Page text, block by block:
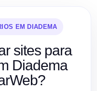
EM DIADEMA
sites para
Diadema